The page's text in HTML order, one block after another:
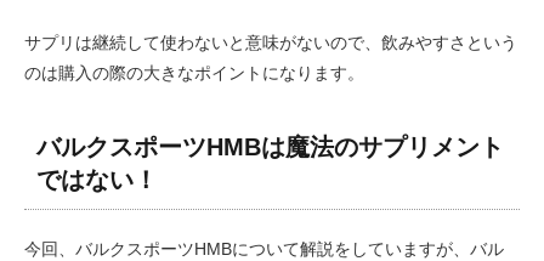
サプリは継続して使わないと意味がないので、飲みやすさという
のは購入の際の大きなポイントになります。
バルクスポーツHMBは魔法のサプリメント
ではない！
今回、バルクスポーツHMBについて解説をしていますが、バル